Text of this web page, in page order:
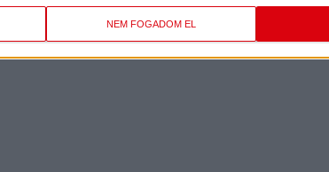
NEM FOGADOM EL